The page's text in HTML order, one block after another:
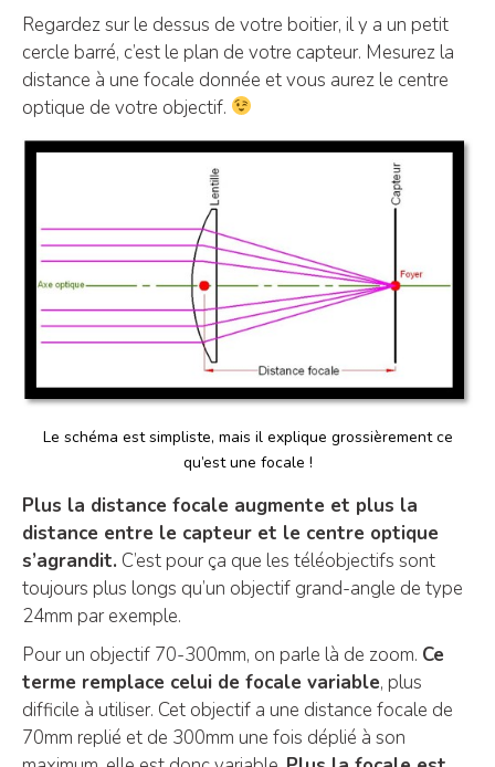
Regardez sur le dessus de votre boitier, il y a un petit
cercle barré, c’est le plan de votre capteur. Mesurez la
distance à une focale donnée et vous aurez le centre
optique de votre objectif.
Le schéma est simpliste, mais il explique grossièrement ce
qu’est une focale !
Plus la distance focale augmente et plus la
distance entre le capteur et le centre optique
s’agrandit. C’est pour ça que les téléobjectifs sont
toujours plus longs qu’un objectif grand-angle de type
24mm par exemple.
Pour un objectif 70-300mm, on parle là de zoom. Ce
terme remplace celui de focale variable, plus
difficile à utiliser. Cet objectif a une distance focale de
70mm replié et de 300mm une fois déplié à son